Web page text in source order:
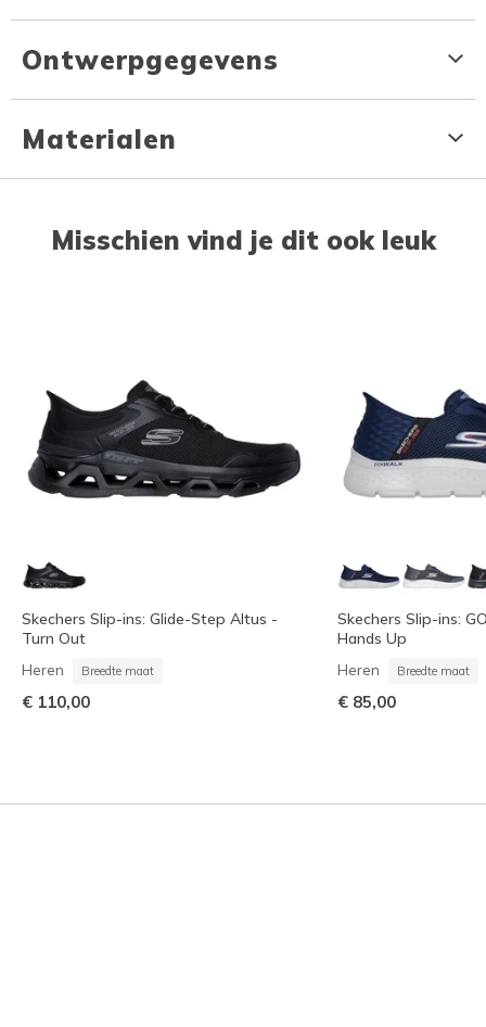
Ontwerpgegevens
Materialen
Misschien vind je dit ook leuk
Skechers Slip-ins: Glide-Step Altus -
Turn Out
Heren Breedte maat
€ 110,00
Skechers Slip-ins:
Hands Up
Heren Breedte maat
€ 85,00